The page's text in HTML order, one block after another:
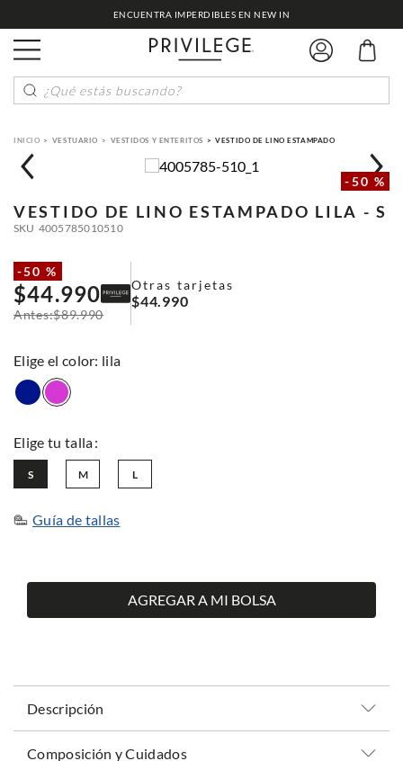
ENCUENTRA IMPERDIBLES EN NEW IN
¿Qué estás buscando?
VESTUARIO VESTIDOS Y ENTERITOS VESTIDO DE LINO ESTAMPADO
-50 %
VESTIDO DE LINO ESTAMPADO LILA - S
SKU 4005785010510
-50 %
$44.990
$89.990
Otras tarjetas
$44.990
: lila
L
M
S
Guía de tallas
AGREGAR A MI BOLSA
Descripción
Composición y Cuidados